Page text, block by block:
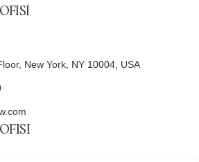
New York, NY 10004, USA